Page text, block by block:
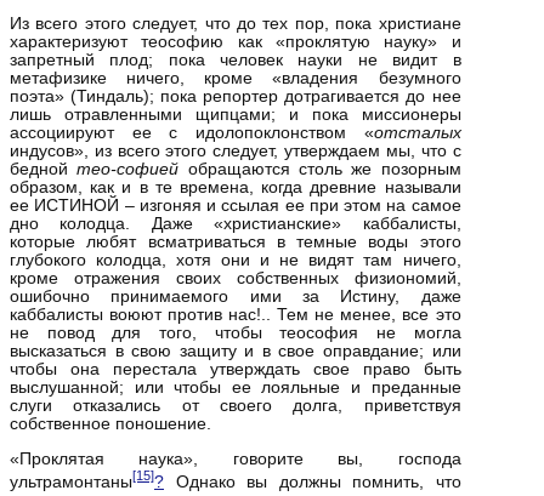
Из всего этого следует, что до тех пор, пока христиане
характеризуют теософию как «проклятую науку» и
запретный плод; пока человек науки не видит в
метафизике ничего, кроме «владения безумного
поэта» (Тиндаль); пока репортер дотрагивается до нее
лишь отравленными щипцами; и пока миссионеры
ассоциируют ее с идолопоклонством «отсталых
индусов», из всего этого следует, утверждаем мы, что с
беднойтео‑софией обращаются столь же позорным
образом, как и в те времена, когда древние называли
ее ИСТИНОЙ – изгоняя и ссылая ее при этом на самое
дно колодца. Даже «христианские» каббалисты,
которые любят всматриваться в темные воды этого
глубокого колодца, хотя они и не видят там ничего,
кроме отражения своих собственных физиономий,
ошибочно принимаемого ими за Истину, даже
каббалисты воюют против нас!.. Тем не менее, все это
не повод для того, чтобы теософия не могла
высказаться в свою защиту и в свое оправдание; или
чтобы она перестала утверждать свое право быть
выслушанной; или чтобы ее лояльные и преданные
слуги отказались от своего долга, приветствуя
собственное поношение.
«Проклятая наука», говорите вы, господа
ультрамонтаны[15]? Однако вы должны помнить, что